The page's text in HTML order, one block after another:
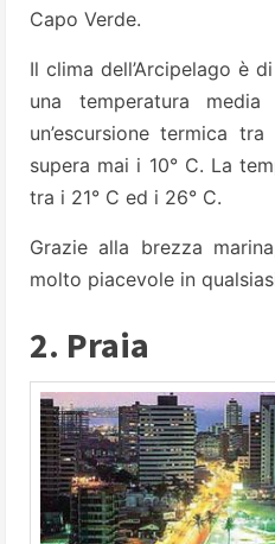
Capo Verde.
Il clima dell’Arcipelago è
una temperatura
un’escursione termica
supera mai i 10° C. La
tra i 21° C ed i 26° C.
Grazie alla brezza
molto piacevole in
2. Praia